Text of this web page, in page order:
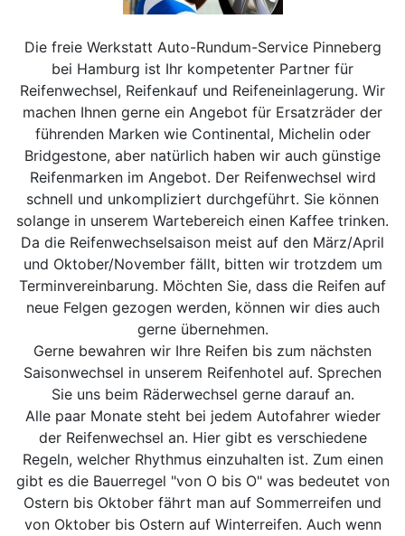
Die freie Werkstatt Auto-Rundum-Service Pinneberg
bei Hamburg ist Ihr kompetenter Partner für
Reifenwechsel, Reifenkauf und Reifeneinlagerung. Wir
machen Ihnen gerne ein Angebot für Ersatzräder der
führenden Marken wie Continental, Michelin oder
Bridgestone, aber natürlich haben wir auch günstige
Reifenmarken im Angebot. Der Reifenwechsel wird
schnell und unkompliziert durchgeführt. Sie können
solange in unserem Wartebereich einen Kaffee trinken.
Da die Reifenwechselsaison meist auf den März/April
und Oktober/November fällt, bitten wir trotzdem um
Terminvereinbarung. Möchten Sie, dass die Reifen auf
neue Felgen gezogen werden, können wir dies auch
gerne übernehmen.
Gerne bewahren wir Ihre Reifen bis zum nächsten
Saisonwechsel in unserem Reifenhotel auf. Sprechen
Sie uns beim Räderwechsel gerne darauf an.
Alle paar Monate steht bei jedem Autofahrer wieder
der Reifenwechsel an. Hier gibt es verschiedene
Regeln, welcher Rhythmus einzuhalten ist. Zum einen
gibt es die Bauerregel "von O bis O" was bedeutet von
Ostern bis Oktober fährt man auf Sommerreifen und
von Oktober bis Ostern auf Winterreifen. Auch wenn